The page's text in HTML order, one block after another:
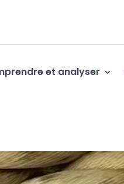
et analyser